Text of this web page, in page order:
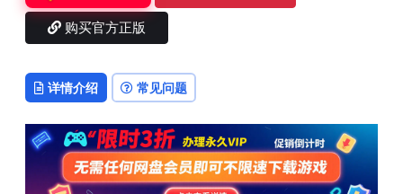
购买官方正版
详情介绍 常见问题